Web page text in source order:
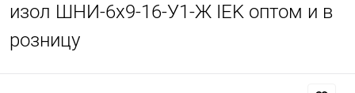
изол ШНИ-6х9-16-У1-Ж IEK оптом и в
розницу